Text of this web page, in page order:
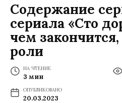
Содержание
сериала «Сто
чем
роли
НА ЧТЕНИЕ
3 мин
ОПУБЛИКОВАНО
20.03.2023